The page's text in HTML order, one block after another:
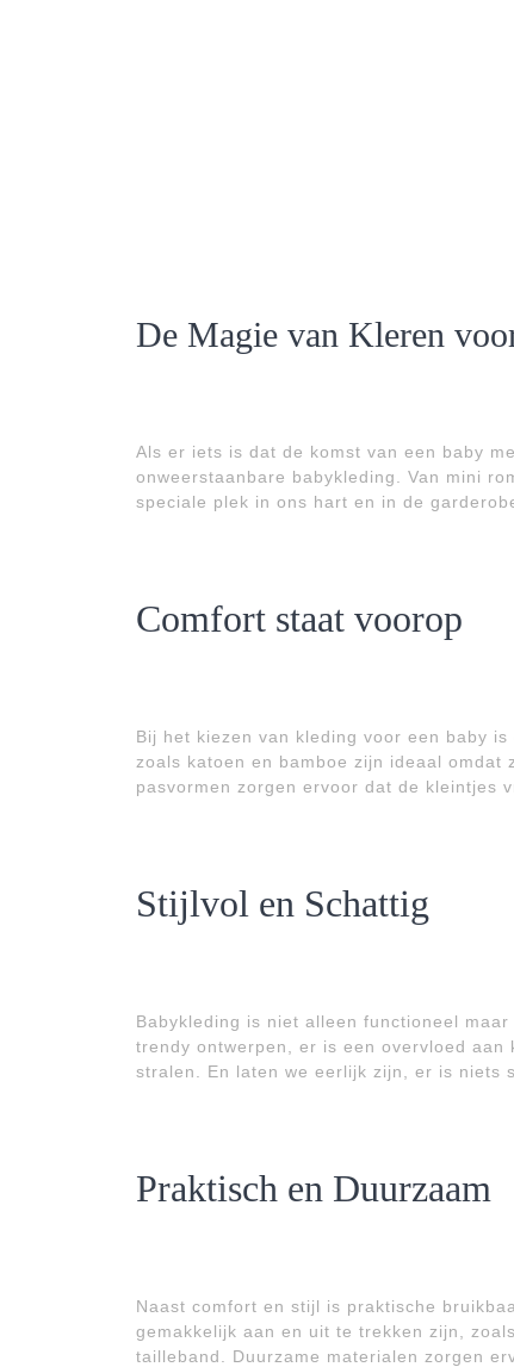
De Magie van Kleren
Als er iets is dat de komst van een baby
onweerstaanbare babykleding. Van mini
speciale plek in ons hart en in de
Comfort staat voorop
Bij het kiezen van kleding voor een baby
zoals katoen en bamboe zijn ideaal
pasvormen zorgen ervoor dat de kleintjes
Stijlvol en Schattig
Babykleding is niet alleen functioneel
trendy ontwerpen, er is een overvloed
stralen. En laten we eerlijk zijn, er is niets
Praktisch en Duurzaam
Naast comfort en stijl is praktische
gemakkelijk aan en uit te trekken zijn,
tailleband. Duurzame materialen zorgen